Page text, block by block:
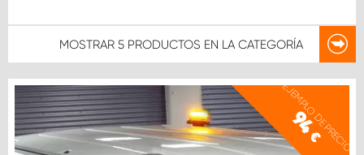
MOSTRAR 5 PRODUCTOS EN LA CATEGORÍA
EJEMPLO DE PRECIO
94
€